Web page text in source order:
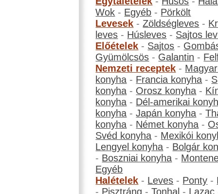
Wok - Egyéb - Pörkölt
Levesek -Zöldségleves -
leves - Húsleves - Sajtos
Előételek - Sajtos -
Gyümölcsös - Galantin -
Nemzeti receptek -
konyha - Francia konyha -
konyha - Orosz konyha -
konyha - Dél-amerikai
konyha -Japán konyha -
konyha - Német konyha -
Svéd konyha - Mexikói
Lengyel konyha - Bolgár
- Boszniai konyha -
Egyéb
Halételek - Leves - Ponty -
- Pisztráng -Tonhal - Lazac